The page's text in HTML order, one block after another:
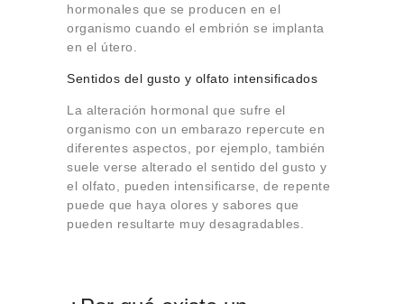
hormonales que se producen en el
organismo cuando el embrión se implanta
en el útero.
Sentidos del gusto y olfato intensificados
La alteración hormonal que sufre el
organismo con un embarazo repercute en
diferentes aspectos, por ejemplo, también
suele verse alterado el sentido del gusto y
el olfato, pueden intensificarse, de repente
puede que haya olores y sabores que
pueden resultarte muy desagradables.